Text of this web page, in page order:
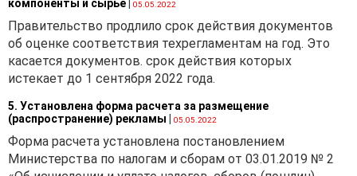
компоненты и сырье 05.05.2022
Правительство продлило срок действия документов
об оценке соответствия техрегламентам на год. Это
касается документов. срок действия которых
истекает до 1 сентября 2022 года.
5. Установлена форма расчета за размещение
(распространение) рекламы
05.05.2022
Форма расчета установлена постановлением
Министерства по налогам и сборам от 03.01.2019 № 2